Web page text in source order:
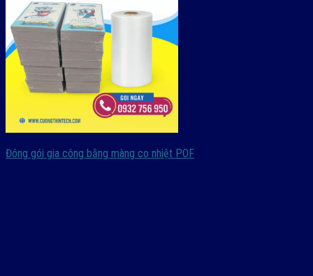
Đóng gói gia công bằng màng co nhiệt POF